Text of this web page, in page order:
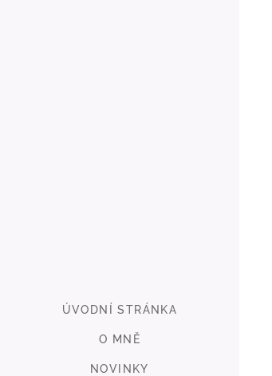
ÚVODNÍ STRÁNKA
O MNĚ
NOVINKY